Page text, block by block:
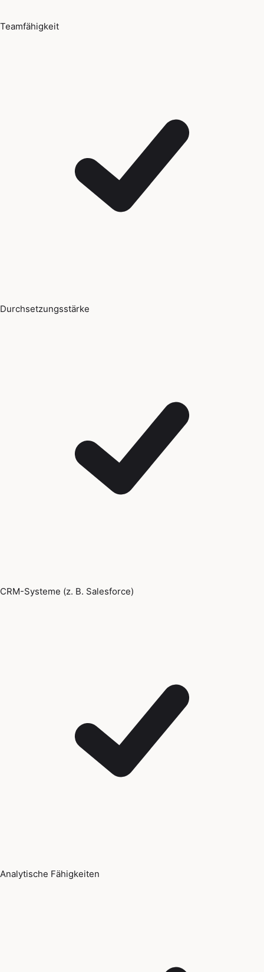
Teamfähigkeit
Durchsetzungsstärke
CRM-Systeme (z. B. Salesforce)
Analytische Fähigkeiten